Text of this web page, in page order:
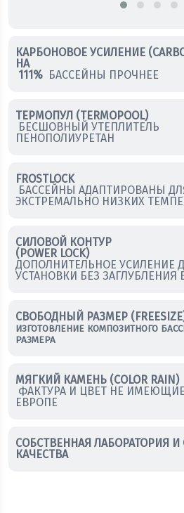
КАРБОНОВОЕ УСИЛЕНИЕ
НА
111% БАССЕЙНЫ ПРОЧНЕЕ
ТЕРМОПУЛ (TERMOPOOL)
БЕСШОВНЫЙ УТЕПЛИТЕЛЬ
ПЕНОПОЛИУРЕТАН
FROSTLOCK
БАССЕЙНЫ АДАПТИРОВАНЫ
ЭКСТРЕМАЛЬНО НИЗКИХ
СИЛОВОЙ КОНТУР
(POWER LOCK)
ДОПОЛНИТЕЛЬНОЕ УСИЛЕНИЕ
УСТАНОВКИ БЕЗ ЗАГЛУБЛЕНИЯ
СВОБОДНЫЙ РАЗМЕР
ИЗГОТОВЛЕНИЕ КОМПОЗИТНОГО
РАЗМЕРА
МЯГКИЙ КАМЕНЬ (COLOR RAIN)
ФАКТУРА И ЦВЕТ НЕ
ЕВРОПЕ
СОБСТВЕННАЯ ЛАБОРАТОРИЯ И
КАЧЕСТВА